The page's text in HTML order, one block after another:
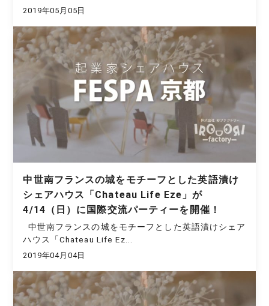
2019年05月05日
中世南フランスの城をモチーフとした英語漬け
シェアハウス「Chateau Life Eze」が
4/14（日）に国際交流パーティーを開催！
中世南フランスの城をモチーフとした英語漬けシェア
ハウス「Chateau Life Ez...
2019年04月04日